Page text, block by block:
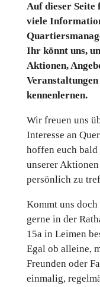
Auf dieser Seite
viele
Ihr könnt uns,
Aktionen,
Veranstaltungen
kennenlernen.
Wir freuen uns
Interesse an
hoffen euch bald
unserer Aktionen
persönlich zu
Kommt uns doch
gerne in der
15a in Leimen
Egal ob alleine,
Freunden oder
einmalig,